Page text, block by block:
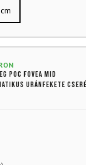
POC Fovea Mid
uránfekete